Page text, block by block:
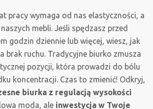
pracy wymaga od nas elastyczności, a
mebli. Jeśli spędzasz przed
godzin dziennie lub więcej, wiesz, jak
brak ruchu. Tradycyjne biurko zmusza
pozycji, która prowadzi do bólu
koncentracji. Czas to zmienić! Odkryj,
biurka z regulacją wysokości
moda, ale inwestycja w Twoje